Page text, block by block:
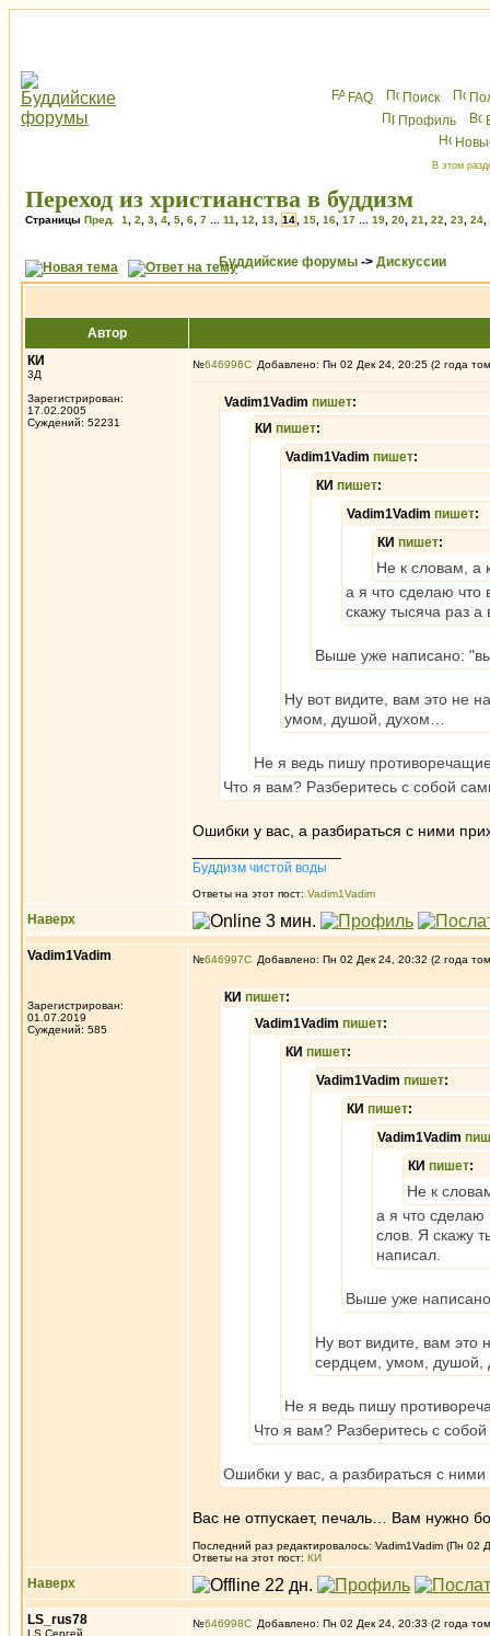
FAQ Поиск
Профиль
В этом
Переход из христианства в буддизм
Страницы Пред. 1 2 3 4 5 6 7 11 12 13 14 15 16 17 19 20 21 22 23 24
Буддийские форумы -> Дискуссии
Автор
КИ
3Д
Зарегистрирован:
17.02.2005
Суждений: 52231
№646996 Добавлено: Пн 02 Дек 24, 20:25 (2 года
Vadim1Vadim пишет:
КИ пишет:
Vadim1Vadim пишет:
КИ пишет:
Vadim1Vadim пишет:
КИ пишет:
Не к словам, а
а я что сделаю что
скажу тысяча раз
Выше уже написано:
Ну вот видите, вам это не
умом, душой, духом…
Не я ведь пишу
Что я вам? Разберитесь с собой
Ошибки у вас, а разбираться с ними
Буддизм чистой воды
Ответы на этот пост: Vadim1Vadim
Наверх
Vadim1Vadim
Зарегистрирован:
01.07.2019
Суждений: 585
№646997 Добавлено: Пн 02 Дек 24, 20:32 (2 года
КИ пишет:
Vadim1Vadim пишет:
КИ пишет:
Vadim1Vadim пишет:
КИ пишет:
Vadim1Vadim
КИ пишет:
Не к
а я что сделаю
слов. Я скажу
написал.
Выше уже
Ну вот видите, вам это
сердцем, умом,
Не я ведь пишу
Что я вам? Разберитесь с
Ошибки у вас, а разбираться с
Вас не отпускает, печаль… Вам нужно
Последний раз редактировалось: Vadim1Vadim (Пн 02
Ответы на этот пост: КИ
Наверх
LS_rus78
LS Сергей
№646998 Добавлено: Пн 02 Дек 24, 20:33 (2 года